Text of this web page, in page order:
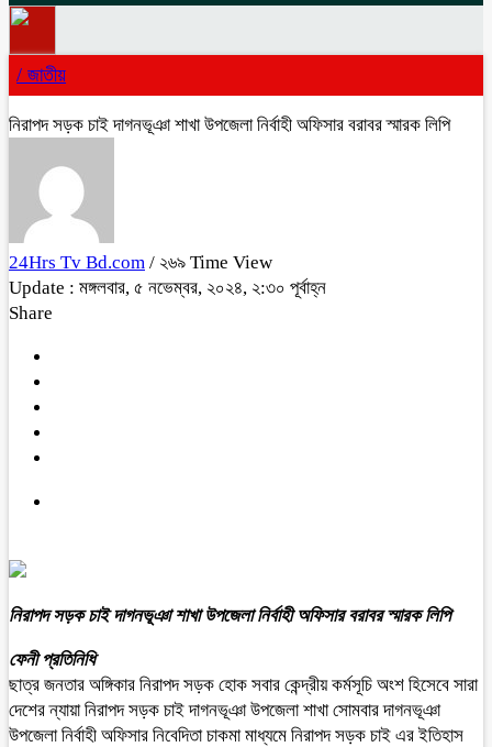
/ জাতীয়
নিরাপদ সড়ক চাই দাগনভূঞা শাখা উপজেলা নির্বাহী অফিসার বরাবর স্মারক লিপি
24Hrs Tv Bd.com / ২৬৯ Time View
Update : মঙ্গলবার, ৫ নভেম্বর, ২০২৪, ২:৩০ পূর্বাহ্ন
Share
নিরাপদ সড়ক চাই দাগনভূঞা শাখা উপজেলা নির্বাহী অফিসার বরাবর স্মারক লিপি
ফেনী প্রতিনিধি
ছাত্র জনতার অঙ্গিকার নিরাপদ সড়ক হোক সবার কেন্দ্রীয় কর্মসূচি অংশ হিসেবে সারা
দেশের ন্যায়া নিরাপদ সড়ক চাই দাগনভূঞা উপজেলা শাখা সোমবার দাগনভূঞা
উপজেলা নির্বাহী অফিসার নিবেদিতা চাকমা মাধ্যমে নিরাপদ সড়ক চাই এর ইতিহাস